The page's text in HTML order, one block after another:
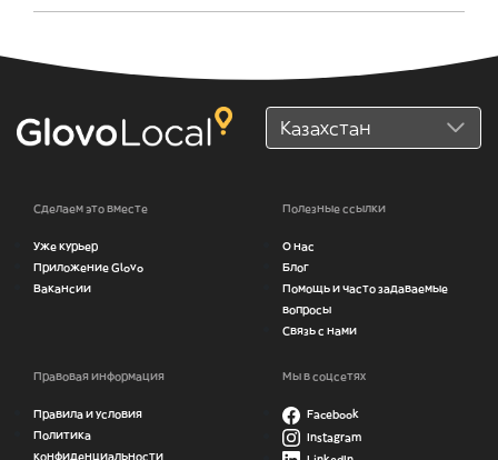
Сделаем это вместе
Уже курьер
Приложение Glovo
Вакансии
Полезные ссылки
О нас
Блог
Помощь и часто задаваемые
вопросы
Связь с нами
Правовая информация
Правила и условия
Политика
конфиденциальности
Мы в соцсетях
Facebook
Instagram